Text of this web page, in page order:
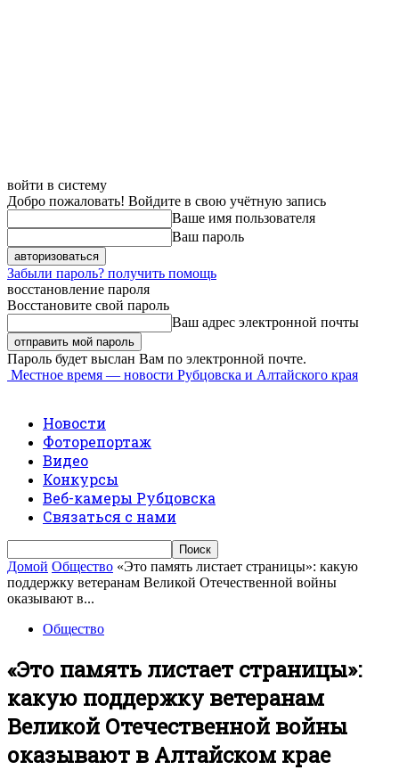
войти в систему
Добро пожаловать! Войдите в свою учётную запись
Ваше имя пользователя
Ваш пароль
Забыли пароль? получить помощь
восстановление пароля
Восстановите свой пароль
Ваш адрес электронной почты
Пароль будет выслан Вам по электронной почте.
Местное время — новости Рубцовска и Алтайского края
Новости
Фоторепортаж
Видео
Конкурсы
Веб-камеры Рубцовска
Связаться с нами
Домой Общество «Это память листает страницы»: какую
поддержку ветеранам Великой Отечественной войны
оказывают в...
Общество
«Это память листает страницы»:
какую поддержку ветеранам
Великой Отечественной войны
оказывают в Алтайском крае